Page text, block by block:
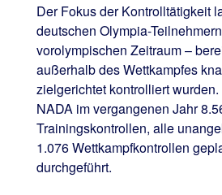
Der Fokus der Kontrolltätigkeit
deutschen Olympia-
vorolympischen Zeitraum –
außerhalb des Wettkampfes
zielgerichtet kontrolliert
NADA im vergangenen Jahr
Trainingskontrollen, alle
1.076 Wettkampfkontrollen
durchgeführt.